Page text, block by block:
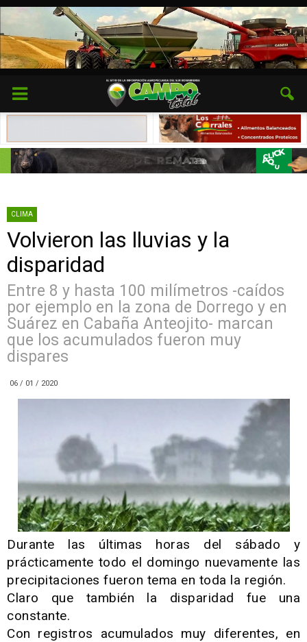
CLIMA
Volvieron las lluvias y la
disparidad
Entre 8 y hasta 100 milímetros -caídos
por ejemplo en la zona de Dorrego y en
Suárez en Cabaña Anteojito- marcan
que los acumulados fueron muy
dispares
06 / 01 / 2020
Durante las últimas horas del sábado y
prácticamente todo el domingo nuevamente las
precipitaciones fueron tema en toda la región.
Claro que también la disparidad fue una
constante.
Con registros acumulados muy diferentes, en